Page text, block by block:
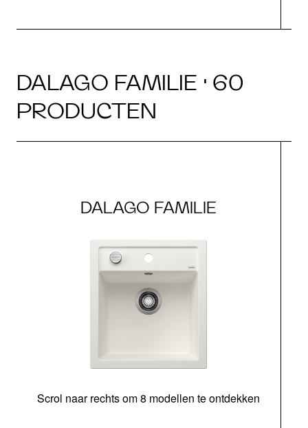
DALAGO FAMILIE · 60
PRODUCTEN
DALAGO FAMILIE
Scrol naar rechts om 8 modellen te ontdekken